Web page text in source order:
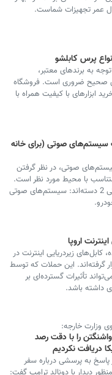
عمر تجهیزات شماست.
پرس کابلشو
به برندهای معتبر،
صحیح ضروری است. فروشگاه
ابزارهای با کیفیت همراه با
سیستم‌های صوتی (برای خانه
صوتی، در نظر گرفتن
با محیط مورد نظر است.
به طور کلی، سیستم‌های صوتی 2 دسته‌اند: سیستم‌های صوتی
اروپا
زیردریایی اینترنت در
گرفته‌اند. این حملات که توسط
تأثیرات گسترده‌ای بر
داشته باشد.
وزارت خارجه:
را با دقت رصد
دریافت نکردیم
به پرسشی درباره سفر
دیدار با دونالد ترامپ گفت: